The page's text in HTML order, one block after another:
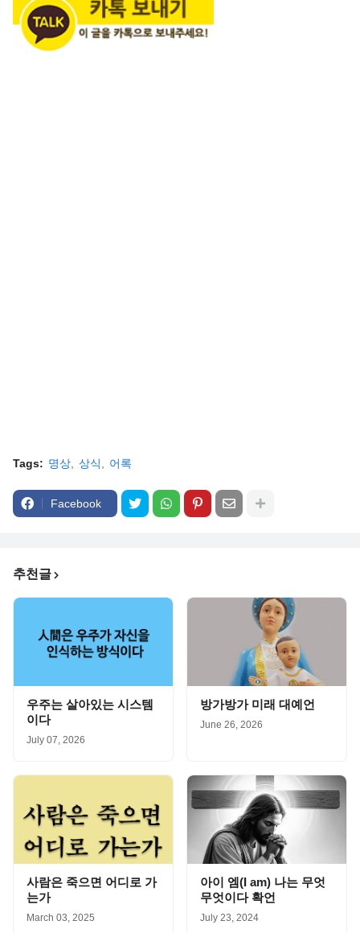
Tags: 명상 상식 어록
Facebook
추천글
우주는 살아있는 시스템
이다
July 07, 2026
방가방가 미래 대예언
June 26, 2026
사람은 죽으면 어디로 가
는가
March 03, 2025
아이 엠(I am) 나는 무엇
무엇이다 확언
July 23, 2024